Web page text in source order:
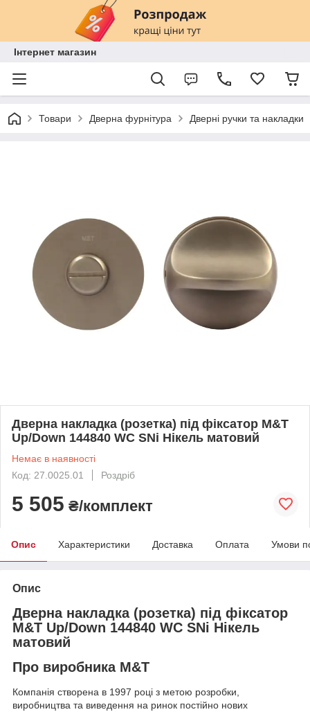
Інтернет магазин
Товари Дверна фурнітура Дверні ручки та накладки
Дверна накладка (розетка) під фіксатор M&T
Up/Down 144840 WC SNi Нікель матовий
Немає в наявності
Код: 27.0025.01
Роздріб
5 505 ₴/комплект
Опис Характеристики Доставка Оплата Умови
Опис
Дверна накладка (розетка) під фіксатор
M&T Up/Down 144840 WC SNi Нікель
матовий
Про виробника M&T
Компанія створена в 1997 році з метою розробки,
виробництва та виведення на ринок постійно нових